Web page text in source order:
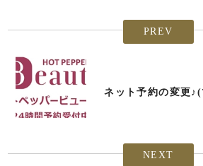
PREV
ネット予約の変更
NEXT